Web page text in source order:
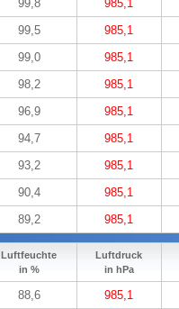
99,8 985,1
99,5 985,1
99,0 985,1
98,2 985,1
96,9 985,1
94,7 985,1
93,2 985,1
90,4 985,1
89,2 985,1
Luftfeuchte
in %
Luftdruck
in hPa
88,6 985,1